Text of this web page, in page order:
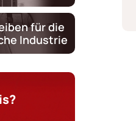
für die
Industrie